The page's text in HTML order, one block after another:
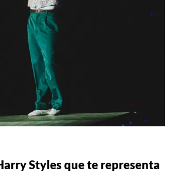
Styles que te representa